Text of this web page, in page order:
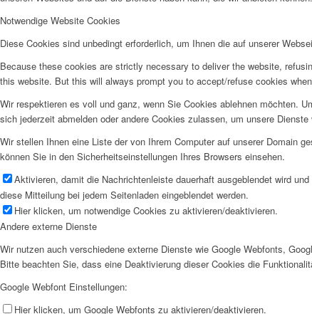
Notwendige Website Cookies
Diese Cookies sind unbedingt erforderlich, um Ihnen die auf unserer
Because these cookies are strictly necessary to deliver the website,
this website. But this will always prompt you to accept/refuse cookies
Wir respektieren es voll und ganz, wenn Sie Cookies ablehnen möchten.
sich jederzeit abmelden oder andere Cookies zulassen, um unsere
Wir stellen Ihnen eine Liste der von Ihrem Computer auf unserer Domain
können Sie in den Sicherheitseinstellungen Ihres Browsers einsehen.
Aktivieren, damit die Nachrichtenleiste dauerhaft ausgeblendet wird
diese Mitteilung bei jedem Seitenladen eingeblendet werden.
Hier klicken, um notwendige Cookies zu aktivieren/deaktivieren.
Andere externe Dienste
Wir nutzen auch verschiedene externe Dienste wie Google Webfonts,
Bitte beachten Sie, dass eine Deaktivierung dieser Cookies die
Google Webfont Einstellungen:
Hier klicken, um Google Webfonts zu aktivieren/deaktivieren.